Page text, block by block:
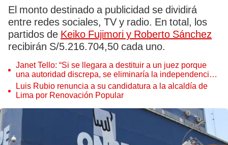
El monto destinado a publicidad se dividirá
entre redes sociales, TV y radio. En total, los
partidos de Keiko Fujimori y Roberto Sánchez
recibirán S/5.216.704,50 cada uno.
Janet Tello: “Si se llegara a destituir a un juez porque
una autoridad discrepa, se eliminaría la independencia
judicial”
Luis Rubio renuncia a su candidatura a la alcaldía de
Lima por Renovación Popular